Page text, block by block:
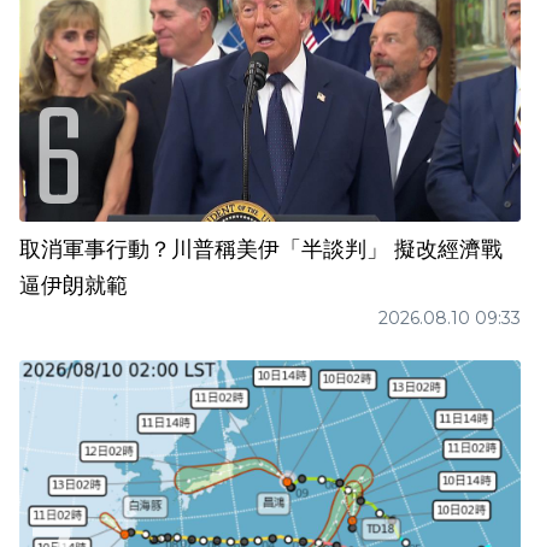
取消軍事行動？川普稱美伊「半談判」 擬改經濟戰
逼伊朗就範
2026.08.10 09:33